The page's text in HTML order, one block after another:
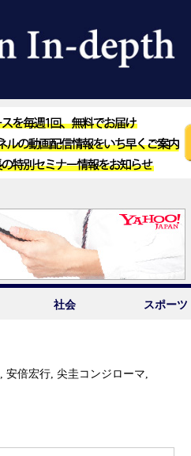
社会 スポーツ
,安倍宏行,尖圭コンジローマ,